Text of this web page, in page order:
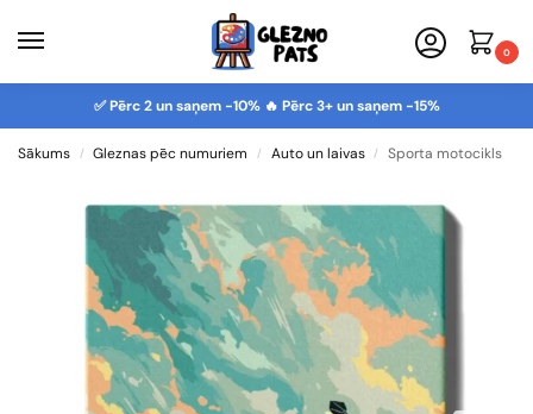
0
✅ Pērc 2 un saņem -10% 🔥 Pērc 3+ un saņem -15%
Sākums / Gleznas pēc numuriem / Auto un laivas / Sporta motocikls